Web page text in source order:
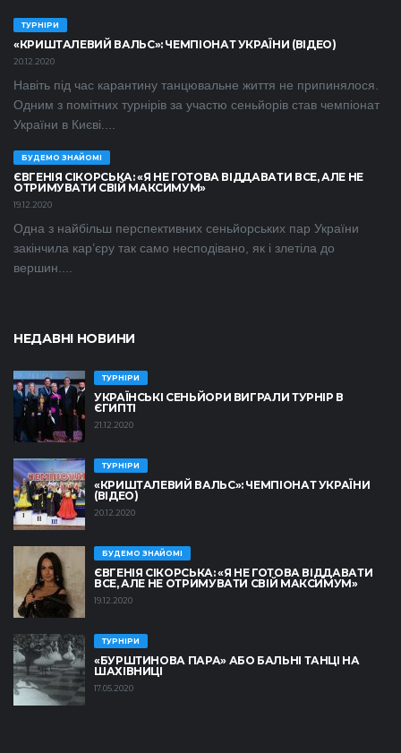
ТУРНІРИ
«КРИШТАЛЕВИЙ ВАЛЬС»: ЧЕМПІОНАТ УКРАЇНИ (ВІДЕО)
20.12.2020
Навіть під час карантину танцювальне життя не припинялося.
Одним з помітних турнірів за участю сеньйорів став чемпіонат
України в Києві....
БУДЕМО ЗНАЙОМІ
ЄВГЕНІЯ СІКОРСЬКА: «Я НЕ ГОТОВА ВІДДАВАТИ ВСЕ, АЛЕ НЕ
ОТРИМУВАТИ СВІЙ МАКСИМУМ»
19.12.2020
Одна з найбільш перспективних сеньйорських пар України
закінчила кар’єру так само несподівано, як і злетіла до
вершин....
НЕДАВНІ НОВИНИ
ТУРНІРИ
УКРАЇНСЬКІ СЕНЬЙОРИ ВИГРАЛИ ТУРНІР В
ЄГИПТІ
21.12.2020
ТУРНІРИ
«КРИШТАЛЕВИЙ ВАЛЬС»: ЧЕМПІОНАТ УКРАЇНИ
(ВІДЕО)
20.12.2020
БУДЕМО ЗНАЙОМІ
ЄВГЕНІЯ СІКОРСЬКА: «Я НЕ ГОТОВА ВІДДАВАТИ
ВСЕ, АЛЕ НЕ ОТРИМУВАТИ СВІЙ МАКСИМУМ»
19.12.2020
ТУРНІРИ
«БУРШТИНОВА ПАРА» АБО БАЛЬНІ ТАНЦІ НА
ШАХІВНИЦІ
17.05.2020